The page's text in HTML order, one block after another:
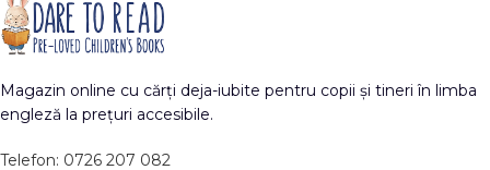
Magazin online cu cărți deja-iubite pentru copii și tineri în limba
engleză la prețuri accesibile.
Telefon: 0726 207 082